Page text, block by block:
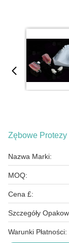
Zębowe
Nazwa Marki:
MOQ:
Cena £:
Szczegóły
Warunki Płatności: